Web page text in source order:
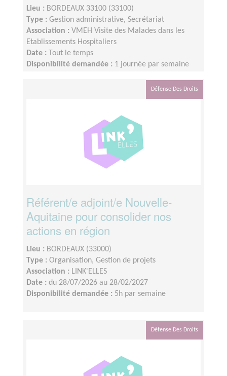
Lieu : BORDEAUX 33100 (33100)
Type : Gestion administrative, Secrétariat
Association : VMEH Visite des Malades dans les
Etablissements Hospitaliers
Date :
Tout le temps
Disponibilité demandée : 1 journée par semaine
Défense Des Droits
Référent/e adjoint/e Nouvelle-
Aquitaine pour consolider nos
actions en région
Lieu : BORDEAUX (33000)
Type : Organisation, Gestion de projets
Association : LINK'ELLES
Date : du 28/07/2026 au 28/02/2027
Disponibilité demandée : 5h par semaine
Défense Des Droits